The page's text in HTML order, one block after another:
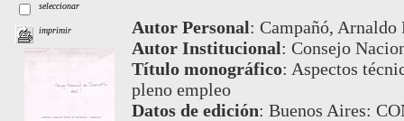
seleccionar
imprimir Autor Personal: Campañó, Arnaldo
Autor Institucional: Consejo
Título monográfico: Aspectos
pleno empleo
Datos de edición: Buenos Aires: